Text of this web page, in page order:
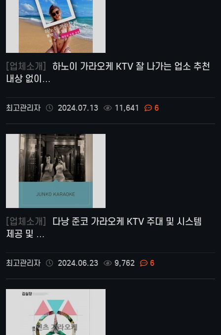
[업체소개]
내상 없이…
최고관리자 2024.07.13 11,641 6
[업체소개]
제공 및 …
최고관리자 2024.06.23 9,762 6